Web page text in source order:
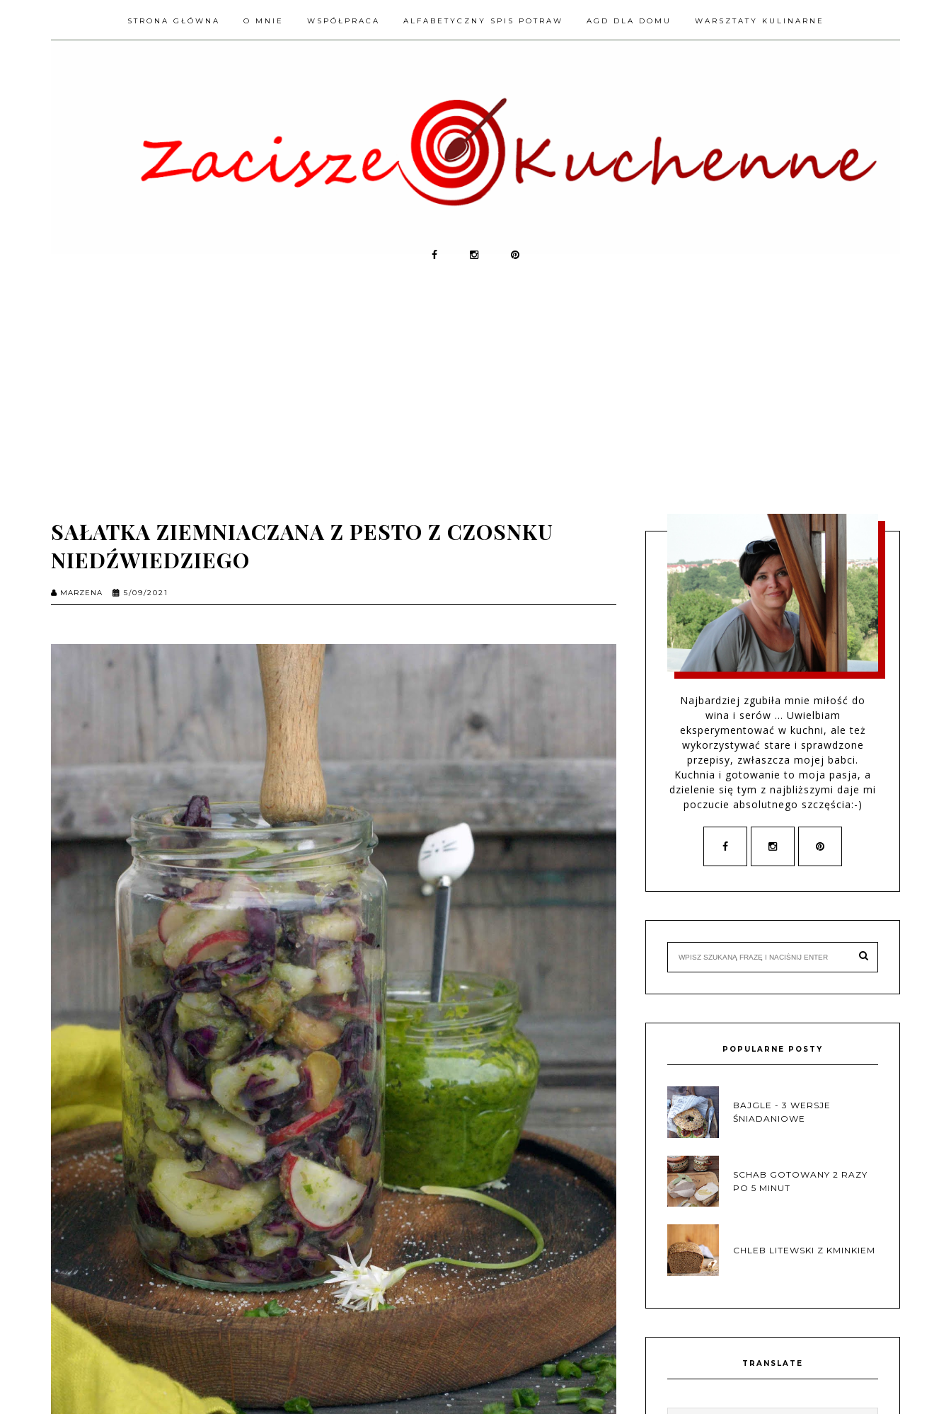
STRONA GŁÓWNA O MNIE WSPÓŁPRACA ALFABETYCZNY SPIS POTRAW AGD DLA DOMU WARSZTATY KULINARNE
SAŁATKA ZIEMNIACZANA Z PESTO Z CZOSNKU
NIEDŹWIEDZIEGO
MARZENA 5/09/2021
Najbardziej zgubiła mnie miłość do
wina i serów … Uwielbiam
eksperymentować w kuchni, ale też
wykorzystywać stare i sprawdzone
przepisy, zwłaszcza mojej babci.
Kuchnia i gotowanie to moja pasja, a
dzielenie się tym z najbliższymi daje mi
poczucie absolutnego szczęścia:-)
POPULARNE POSTY
BAJGLE - 3 WERSJE
ŚNIADANIOWE
SCHAB GOTOWANY 2 RAZY
PO 5 MINUT
CHLEB LITEWSKI Z KMINKIEM
TRANSLATE